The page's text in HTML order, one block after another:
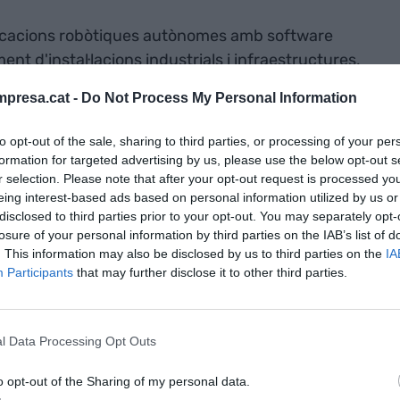
- Do Not Process My Personal Information
opt-out of the sale, sharing to third parties, or processing of your
for targeted advertising by us, please use the below opt-out
selection. Please note that after your opt-out request is processed
interest-based ads based on personal information utilized by us
to third parties prior to your opt-out. You may separately
of your personal information by third parties on the IAB’s list of
This information may also be disclosed by us to third parties on the
Participants that may further disclose it to other third parties.
Data Processing Opt Outs
opt-out of the Sharing of my personal data.
robòtiques autònomes amb software
d'instal·lacions industrials i infraestructures,
amb sensors que poden navegar de manera
i recollir dades per a la detecció
predictiu.
culmina una dècada de creixement i
impacte de 1.250 milions en l’economia
una aplicació desenvolupada amb l'empresa